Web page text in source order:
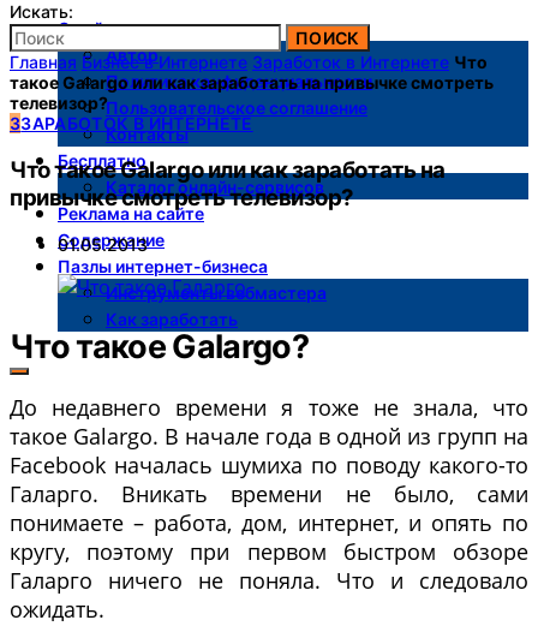
О сайте
Автор
Политика конфиденциальности
Пользовательское соглашение
Контакты
Бесплатно
Каталог онлайн-сервисов
Реклама на сайте
Содержание
Пазлы интернет-бизнеса
Инструменты вебмастера
Как заработать
Искать:
ПОИСК
Главная Бизнес в Интернете Заработок в Интернете Что
такое Galargo или как заработать на привычке смотреть
телевизор?
ЗЗАРАБОТОК В ИНТЕРНЕТЕ
Что такое Galargo или как заработать на
привычке смотреть телевизор?
01.05.2013
Что такое Galargo?
До недавнего времени я тоже не знала, что
такое Galargo. В начале года в одной из групп на
Facebook началась шумиха по поводу какого-то
Галарго. Вникать времени не было, сами
понимаете – работа, дом, интернет, и опять по
кругу, поэтому при первом быстром обзоре
Галарго ничего не поняла. Что и следовало
ожидать.